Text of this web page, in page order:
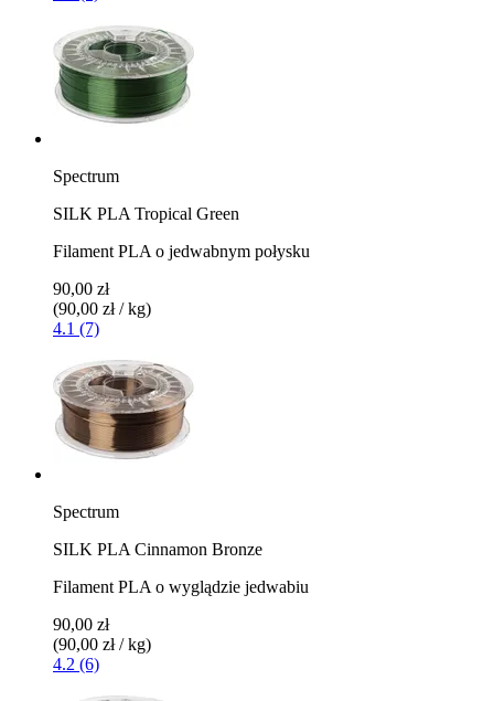
Spectrum
SILK PLA Tropical Green
Filament PLA o jedwabnym połysku
90,00 zł
(90,00 zł / kg)
4.1 (7)
Spectrum
SILK PLA Cinnamon Bronze
Filament PLA o wyglądzie jedwabiu
90,00 zł
(90,00 zł / kg)
4.2 (6)